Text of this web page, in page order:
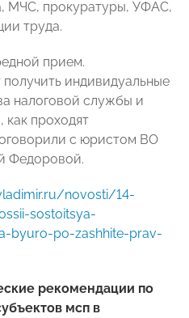
МЧС, прокуратуры, УФАС,
труда.
прием.
индивидуальные
налоговой службы и
как проходят
с юристом ВО
Федоровой.
novosti/14-
sostoitsya-
byuro-po-zashhite-prav-
рекомендации по
мсп в